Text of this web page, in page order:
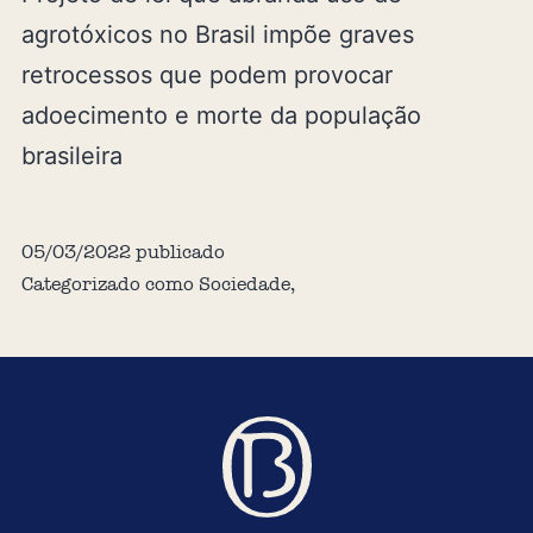
agrotóxicos no Brasil impõe graves
retrocessos que podem provocar
adoecimento e morte da população
brasileira
05/03/2022publicado
Categorizado como Sociedade,